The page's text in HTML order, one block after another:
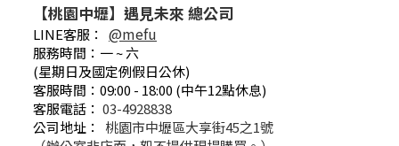
【桃園中壢】遇見未來 總公司
LINE客服： @mefu
服務時間：一 ~ 六
(星期日及國定例假日公休)
客服時間：09:00 - 18:00 (中午12點休息)
客服電話： 03-4928838
公司地址：
桃園市中壢區大享街45之1號